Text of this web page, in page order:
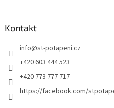
Kontakt
info@st-potapeni.cz
+420 603 444 523
+420 773 777 717
https://facebook.com/